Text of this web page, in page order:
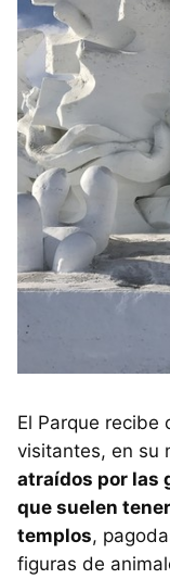
El Parque recibe
visitantes, en su
atraídos por las
que suelen
templos,
figuras de